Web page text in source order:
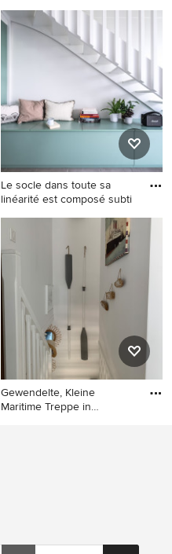
Gewendelte, Kleine Moderne
Treppe mit Holz-Setzstufen
in München
Le socle dans toute sa
linéarité est composé subti
Mittelgroße Moderne Treppe
in L-Form mit offenen
Setzstufen in Toulouse
Gewendelte, Kleine
Maritime Treppe in